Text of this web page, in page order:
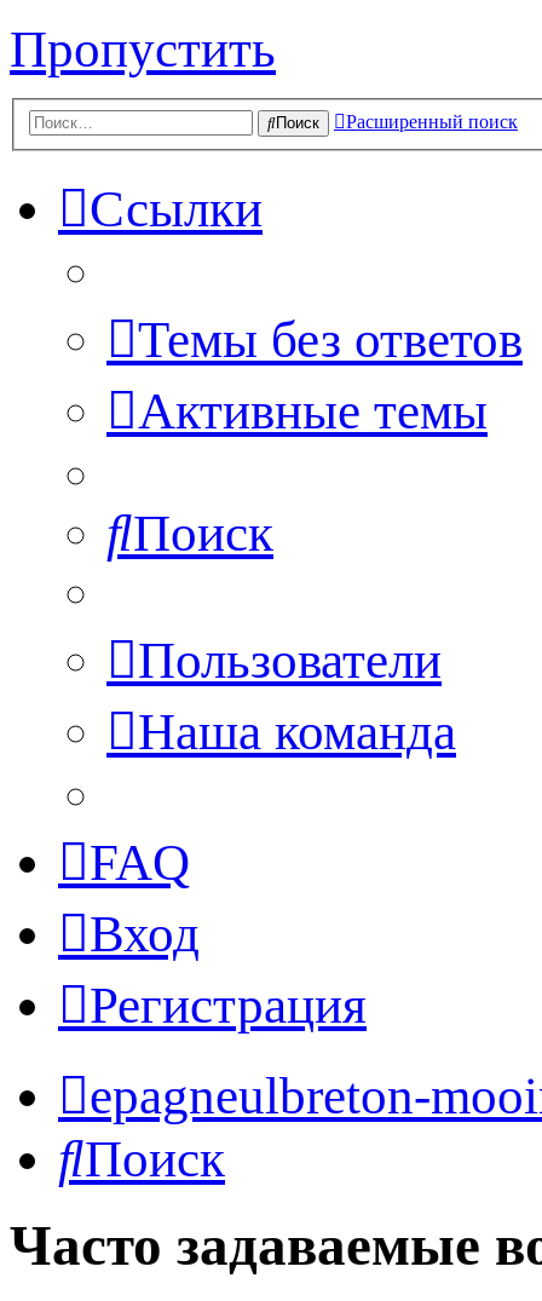
Пропустить
Поиск Расширенный поиск
Ссылки
Темы без ответов
Активные темы
Поиск
Пользователи
Наша команда
FAQ
Вход
Регистрация
epagneulbreton-
Поиск
Часто задаваемые